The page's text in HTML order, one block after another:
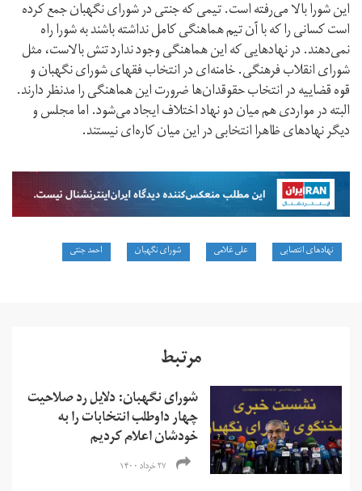
این شورا بالا می‌رفته است. تیمی که جنتی در شورای نگهبان جمع کرده
است کسانی را که با آن تیم هماهنگی کامل نداشته باشند به شورا راه
نمی‌دهند. در نهادهایی که این هماهنگی وجود ندارد تنش بالاست، مثل
شورای انقلاب فرهنگی. خامنه‌ای در انتخاب فقهای شورای نگهبان و
قوه قضاییه در انتخاب حقوقدان‌ها ضرورت این هماهنگی را مد‌نظر دارند.
البته در مواردی هم میان دو نهاد اختلاف ایجاد می‌شود. اما مجلس و
دیگر نهادهای ظاهرا انتخابی در این میان کاره‌ای نیستند.
نهادهای انتصابی علی غلامی شورای نگهبان احمد جنتی
مرتبط
شورای نگهبان: دلایل رد صلاحیت
چهار داوطلب انتخابات را به
خودشان اعلام کردیم
۲۷ خرداد ۱۴۰۰